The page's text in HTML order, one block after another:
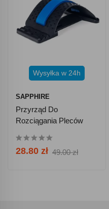
Wysyłka w 24h
SAPPHIRE
Przyrząd Do
Rozciągania Pleców
28.80 zł 49.00 zł